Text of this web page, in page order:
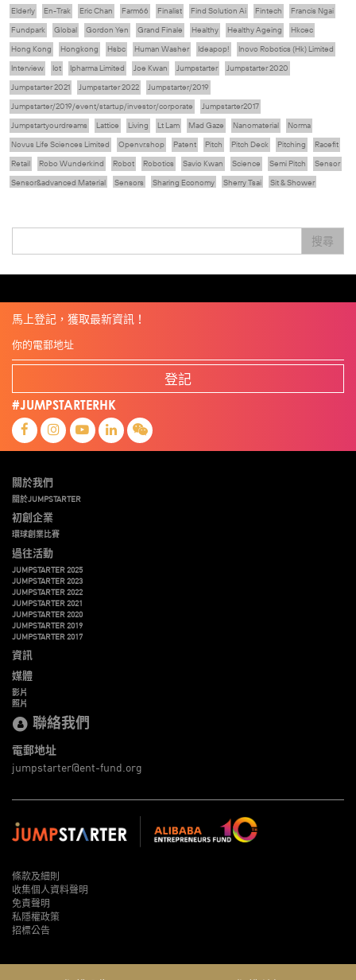
Elderly
En-Trak Eric Chan Farm66 Finalist Find Solution Ai Fintech
Francis Ngai
Fundpark
Global Gordon Yen Grand Finale Healthy Healthy Ageing
Hkcec
Hong Kong
Hongkong Hsbc Human Washer Ideapop!
Inovo Robotics (Hk) Limited
Interview
Iot Ipharma Limited Joe Kwan Jumpstarter
Jumpstarter 2020
Jumpstarter 2021
Jumpstarter 2022
Jumpstarter/2019
Jumpstarter/2019/event/startup/investor/corporate
Jumpstarter2017
Jumpstartyourdreams
Lattice Living Lt Lam Mad Gaze Nanomaterial
Norma
Novus Life Sciences Limited
Openvr.shop Patent Pitch Pitch Deck Pitching
Racefit
Retail
Robo Wunderkind Robot Robotics Savio Kwan Science Semi Pitch
Sensor
Sensor&advanced Material
Sensors Sharing Economy Sherry Tsai
Sit & Shower
朱嘉盈
林亮 楊聖武 機械人技術 盛智文 線上視頻 總決賽 蔡曉慧
車品覺
搜尋
馬上登記，獲取最新資訊！
登記
#JUMPSTARTERHK
關於我們
關於JUMPSTARTER
初創企業
環球創業比賽
過往活動
JUMPSTARTER 2025
JUMPSTARTER 2023
JUMPSTARTER 2022
JUMPSTARTER 2021
JUMPSTARTER 2020
JUMPSTARTER 2019
JUMPSTARTER 2017
資訊
媒體
影片
照片
聯絡我們
電郵地址
jumpstarter@ent-fund.org
條款及細則
收集個人資料聲明
免責聲明
私隱權政策
招標公告